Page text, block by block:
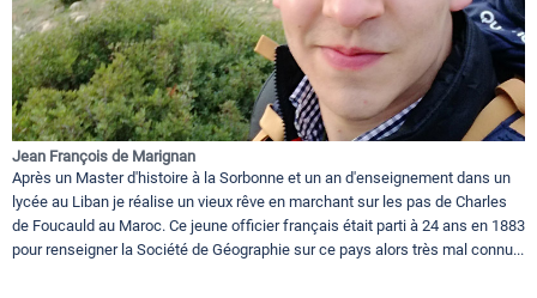
Jean François de Marignan
Après un Master d'histoire à la Sorbonne et un an d'enseignement dans un
lycée au Liban je réalise un vieux rêve en marchant sur les pas de Charles
de Foucauld au Maroc. Ce jeune officier français était parti à 24 ans en 1883
pour renseigner la Société de Géographie sur ce pays alors très mal connu...